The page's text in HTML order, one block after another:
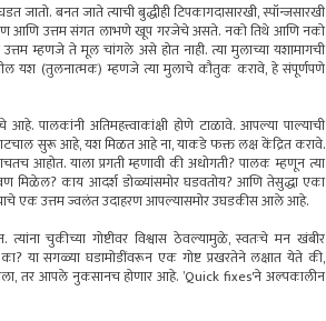
बनत जाते त्याची बुद्धीही टिपकागदासारखी, स्पॉन्जसारखी
आणि उत्तम संगत लाभणे खूप गरजेचे असते. नको तिथे आणि नको
म्हणजे ते मूल चांगले असे होत नाही. त्या मुलाच्या यशामागची
यश (तुलनात्मक) म्हणजे त्या मुलाचे कौतुक करावे, हे संपूर्णपणे
पालकांनी अतिमहत्त्वाकांक्षी होणे टाळावे. आपल्या पाल्याची
वाटचाल सुरू आहे, यश मिळत आहे ना, याकडे फक्त लक्ष केंद्रित करावे.
आहोत. याला प्रगती म्हणावी की अधोगती? पालक म्हणून त्या
मिळेल? काय आदर्श डोळ्यांसमोर घडवतोय? आणि तेसुद्धा एका
याचे एक उत्तम ज्वलंत उदाहरण आपल्यासमोर उघडकीस आले आहे.
चुकीच्या गोष्टीवर विश्वास ठेवल्यामुळे, स्वतःचे मन खंबीर
या सगळ्या घडामोडींवरून एक गोष्ट प्रखरतेने लक्षात येते की,
तर आपले नुकसानच होणार आहे. ‌’Quick fixes'ने अल्पकालीन